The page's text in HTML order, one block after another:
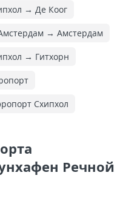
→ Де Коог
→ Амстердам
→ Гитхорн
Схипхол
Речной